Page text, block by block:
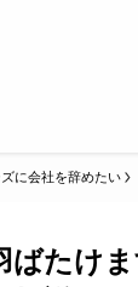
に会社を辞めたい
ばたけ